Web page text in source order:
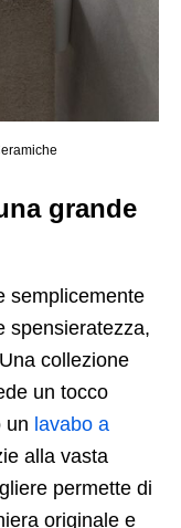
grande
semplicemente
spensieratezza,
collezione
un tocco
un lavabo a
alla vasta
permette di
originale e